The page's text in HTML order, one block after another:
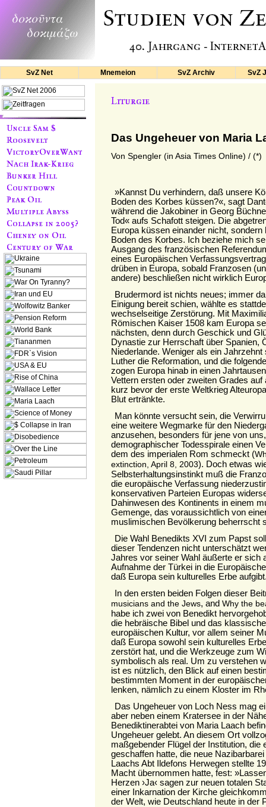
SvZ Net Mnemeion SvZ Archiv SvZ
Das Ungeheuer von Maria
Von Spengler (in Asia Times Online) / (*)
»Kannst Du verhindern, daß unsere
Boden des Korbes küssen?«, sagt
während die Jakobiner in Georg
Tod« aufs Schafott steigen. Die
Europa küssen einander nicht,
Boden des Korbes. Ich beziehe mich
Ausgang des französischen
eines Europäischen
drüben in Europa, sobald Franzosen
andere) beschließen nicht wirklich
Brudermord ist nichts neues; immer
Einigung bereit schien, wählte es
wechselseitige Zerstörung. Mit
Römischen Kaiser 1508 kam Europa
nächsten, denn durch Geschick und
Dynastie zur Herrschaft über Spanien,
Niederlande. Weniger als ein
Luther die Reformation, und die
zogen Europa hinab in einen
Vettern ersten oder zweiten Grades auf
kurz bevor der erste Weltkrieg
Blut ertränkte.
Man könnte versucht sein, die
eine weitere Wegmarke für den
anzusehen, besonders für jene von
demographischer Todesspirale einen
dem des imperialen Rom schmeckt (
extinction, April 8, 2003). Doch etwas
Selbsterhaltungsinstinkt muß die
die europäische Verfassung
konservativen Parteien Europas
Dahinwesen des Kontinents in einem
Gemenge, das voraussichtlich von
muslimischen Bevölkerung beherrscht
Die Wahl Benedikts XVI zum Papst
dieser Tendenzen nicht unterschätzt
Jahres vor seiner Wahl äußerte er sich
Aufnahme der Türkei in die
daß Europa sein kulturelles Erbe
In den ersten beiden Folgen dieser
musicians and the Jews, and Why the
habe ich zwei von Benedikt
die hebräische Bibel und das
europäischen Kultur, vor allem seiner
daß Europa sowohl sein kulturelles
zerstört hat, und die Werkzeuge zum
symbolisch als real. Um zu verstehen
ist es nützlich, den Blick auf einen
bestimmten Moment in der
lenken, nämlich zu einem Kloster im
Das Ungeheuer von Loch Ness mag
aber neben einem Kratersee in der
Benediktinerabtei von Maria Laach
Ungeheuer gelebt. An diesem Ort
maßgebender Flügel der Institution, die
geschaffen hatte, die neue
Laachs Abt Ildefons Herwegen stellte
Macht übernommen hatte, fest:
Herzen ›Ja‹ sagen zur neuen totalen
einer Inkarnation der Kirche
der Welt, wie Deutschland heute in der